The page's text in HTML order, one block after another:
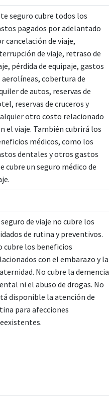
seguro cubre todos los
pagados por adelantado
cancelación de viaje,
de viaje, retraso de
pérdida de equipaje, gastos
aerolíneas, cobertura de
de autos, reservas de
reservas de cruceros y
otro costo relacionado
el viaje. También cubrirá los
médicos, como los
dentales y otros gastos
cubre un seguro médico de
de viaje no cubre los
de rutina y preventivos.
cubre los beneficios
con el embarazo y la
No cubre la demencia
ni el abuso de drogas. No
disponible la atención de
para afecciones